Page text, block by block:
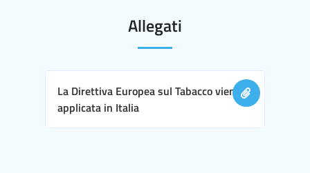
Allegati
La Direttiva Europea sul Tabacco viene
applicata in Italia